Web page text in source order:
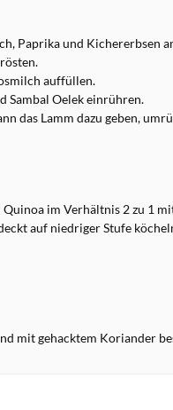
Paprika und Kichererbsen
auffüllen.
Sambal Oelek einrühren.
das Lamm dazu geben,
im Verhältnis 2 zu 1
auf niedriger Stufe
mit gehacktem Koriander